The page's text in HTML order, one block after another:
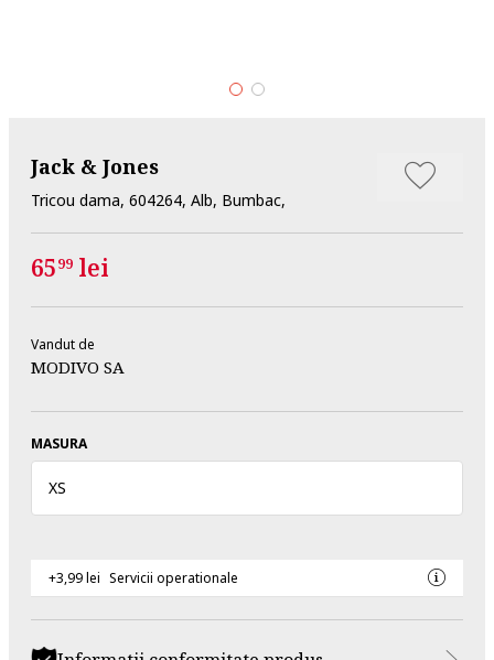
Jack & Jones
Tricou dama, 604264, Alb, Bumbac,
6599 lei
Vandut de
MODIVO SA
MASURA
XS
+3,99 lei Servicii operationale